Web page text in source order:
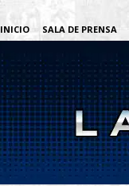
INICIO SALA DE PRENSA